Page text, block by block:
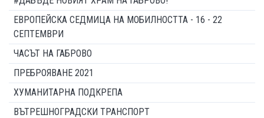
ЕВРОПЕЙСКА СЕДМИЦА НА МОБИЛНОСТТА - 16 - 22
СЕПТЕМВРИ
ЧАСЪТ НА ГАБРОВО
ПРЕБРОЯВАНЕ 2021
ХУМАНИТАРНА ПОДКРЕПА
ВЪТРЕШНОГРАДСКИ ТРАНСПОРТ